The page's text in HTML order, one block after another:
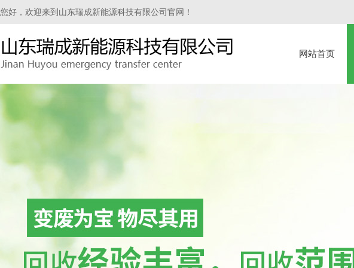
您好，欢迎来到山东瑞成新能源科技有限公司官网！
网站首页